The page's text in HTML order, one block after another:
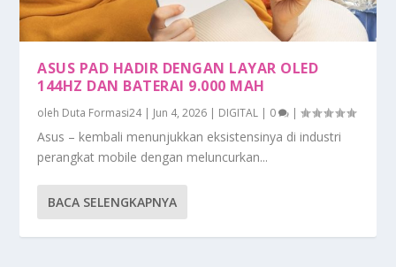
ASUS PAD HADIR DENGAN LAYAR OLED
144HZ DAN BATERAI 9.000 MAH
oleh Duta Formasi24| Jun 4, 2026 | DIGITAL | 0 |
Asus – kembali menunjukkan eksistensinya di industri
perangkat mobile dengan meluncurkan...
BACA SELENGKAPNYA